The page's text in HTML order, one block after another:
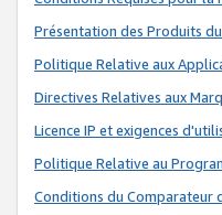
Présentation des Produits
Politique Relative aux
Directives Relatives aux
Licence IP et exigences
Politique Relative au
Conditions du Comparateur